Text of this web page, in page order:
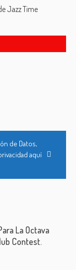
Jazz Time
de Datos,
aquí
La Octava
Contest.